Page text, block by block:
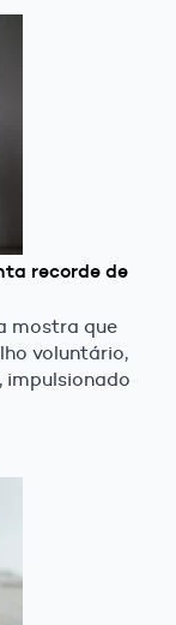
recorde de
mostra que
voluntário,
impulsionado